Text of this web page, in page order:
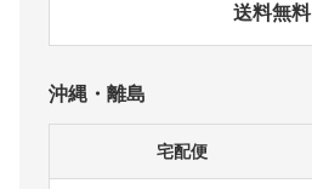
送料無料
沖縄・離島
宅配便